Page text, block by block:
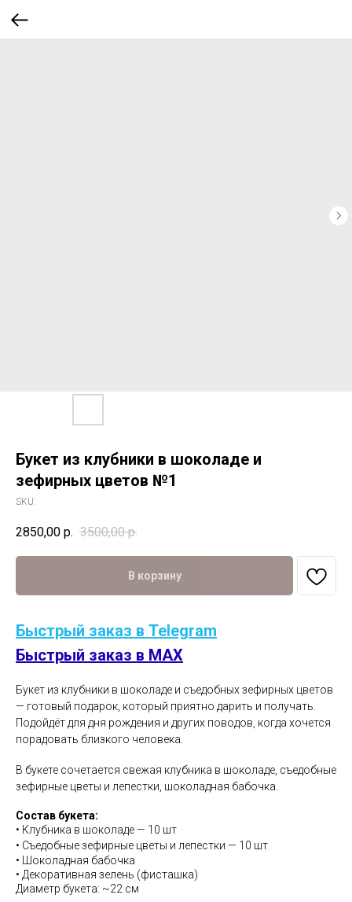
Букет из клубники в шоколаде и
зефирных цветов №1
SKU:
2850,00 р. 3500,00 р.
В корзину
Быстрый заказ в Telegram
Быстрый заказ в MAX
Букет из клубники в шоколаде и съедобных зефирных цветов
— готовый подарок, который приятно дарить и получать.
Подойдёт для дня рождения и других поводов, когда хочется
порадовать близкого человека.
В букете сочетается свежая клубника в шоколаде, съедобные
зефирные цветы и лепестки, шоколадная бабочка.
Состав букета:
• Клубника в шоколаде — 10 шт
• Съедобные зефирные цветы и лепестки — 10 шт
• Шоколадная бабочка
• Декоративная зелень (фисташка)
Диаметр букета: ~22 см